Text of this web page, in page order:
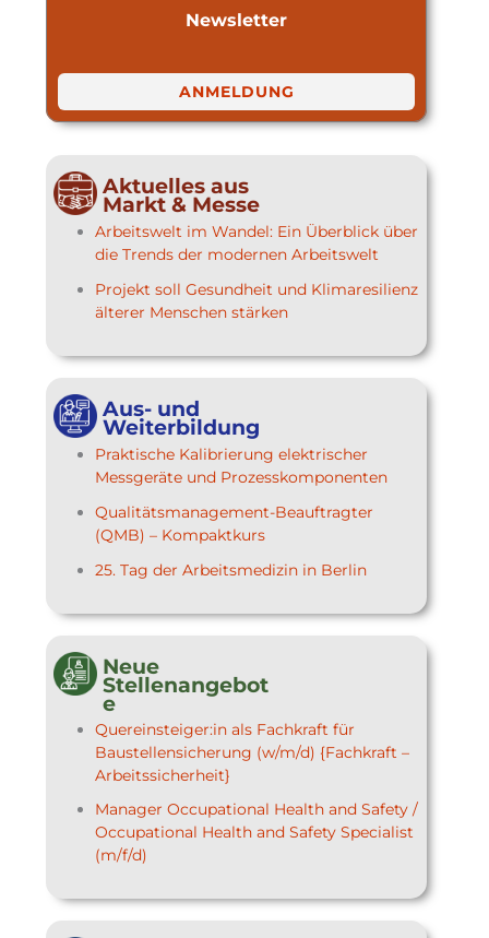
Newsletter
ANMELDUNG
Aktuelles aus
Markt & Messe
Arbeitswelt im Wandel: Ein Überblick über
die Trends der modernen Arbeitswelt
Projekt soll Gesundheit und Klimaresilienz
älterer Menschen stärken
Aus- und
Weiterbildung
Praktische Kalibrierung elektrischer
Messgeräte und Prozesskomponenten
Qualitätsmanagement-Beauftragter
(QMB) – Kompaktkurs
25. Tag der Arbeitsmedizin in Berlin
Neue
Stellenangebot
e
Quereinsteiger:in als Fachkraft für
Baustellensicherung (w/m/d) {Fachkraft –
Arbeitssicherheit}
Manager Occupational Health and Safety /
Occupational Health and Safety Specialist
(m/f/d)